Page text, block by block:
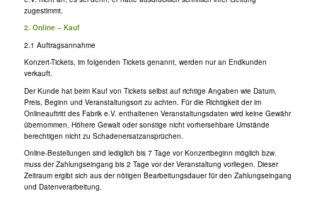
zugestimmt.
2. Online – Kauf
2.1 Auftragsannahme
Konzert-Tickets, im folgenden Tickets genannt, werden nur an Endkunden
verkauft.
Der Kunde hat beim Kauf von Tickets selbst auf richtige Angaben wie Datum,
Preis, Beginn und Veranstaltungsort zu achten. Für die Richtigkeit der im
Onlineauftritt des Fabrik e.V. enthaltenen Veranstaltungsdaten wird keine Gewähr
übernommen. Höhere Gewalt oder sonstige nicht vorhersehbare Umstände
berechtigen nicht zu Schadenersatzansprüchen.
Online-Bestellungen sind lediglich bis 7 Tage vor Konzertbeginn möglich bzw.
muss der Zahlungseingang bis 2 Tage vor der Veranstaltung vorliegen. Dieser
Zeitraum ergibt sich aus der nötigen Bearbeitungsdauer für den Zahlungseingang
und Datenverarbeitung.